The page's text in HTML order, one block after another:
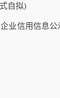
自拟)
业信用信息